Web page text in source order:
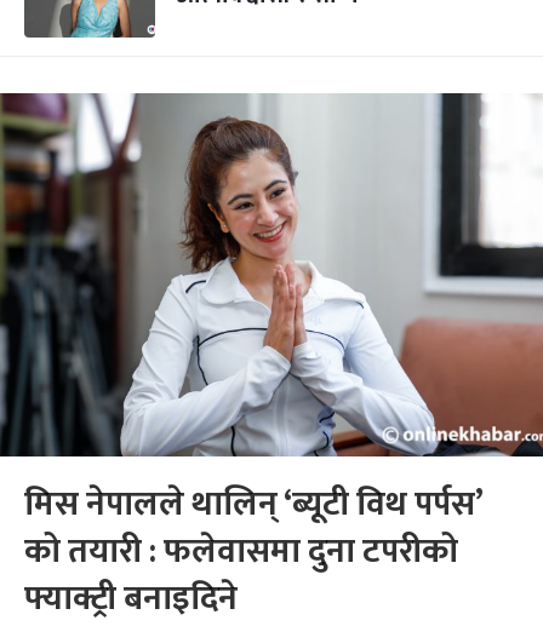
मिस नेपालले थालिन् ‘ब्यूटी विथ पर्पस’
को तयारी : फलेवासमा दुना टपरीको
फ्याक्ट्री बनाइदिने